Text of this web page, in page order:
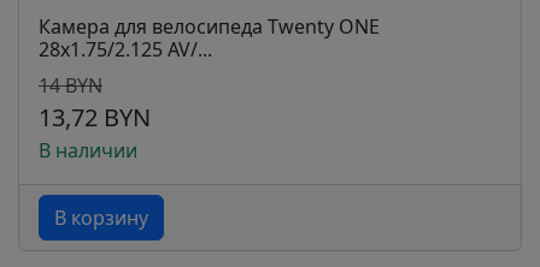
Камера для велосипеда Twenty ONE
28х1.75/2.125 AV/...
14 BYN
13,72 BYN
В наличии
В корзину